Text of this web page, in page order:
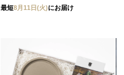
最短8月11日(火)にお届け